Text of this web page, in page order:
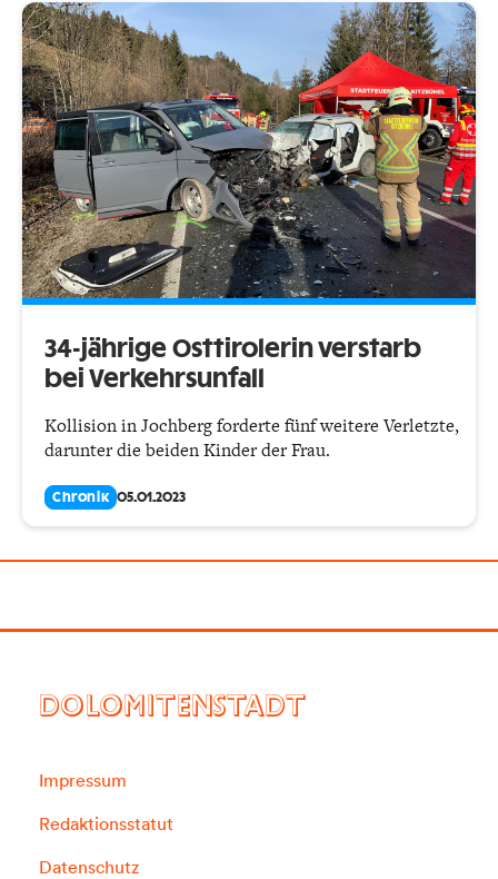
34-jährige Osttirolerin verstarb
bei Verkehrsunfall
Kollision in Jochberg forderte fünf weitere Verletzte,
darunter die beiden Kinder der Frau.
Chronik 05.01.2023
DOLOMITENSTADT
Impressum
Redaktionsstatut
Datenschutz